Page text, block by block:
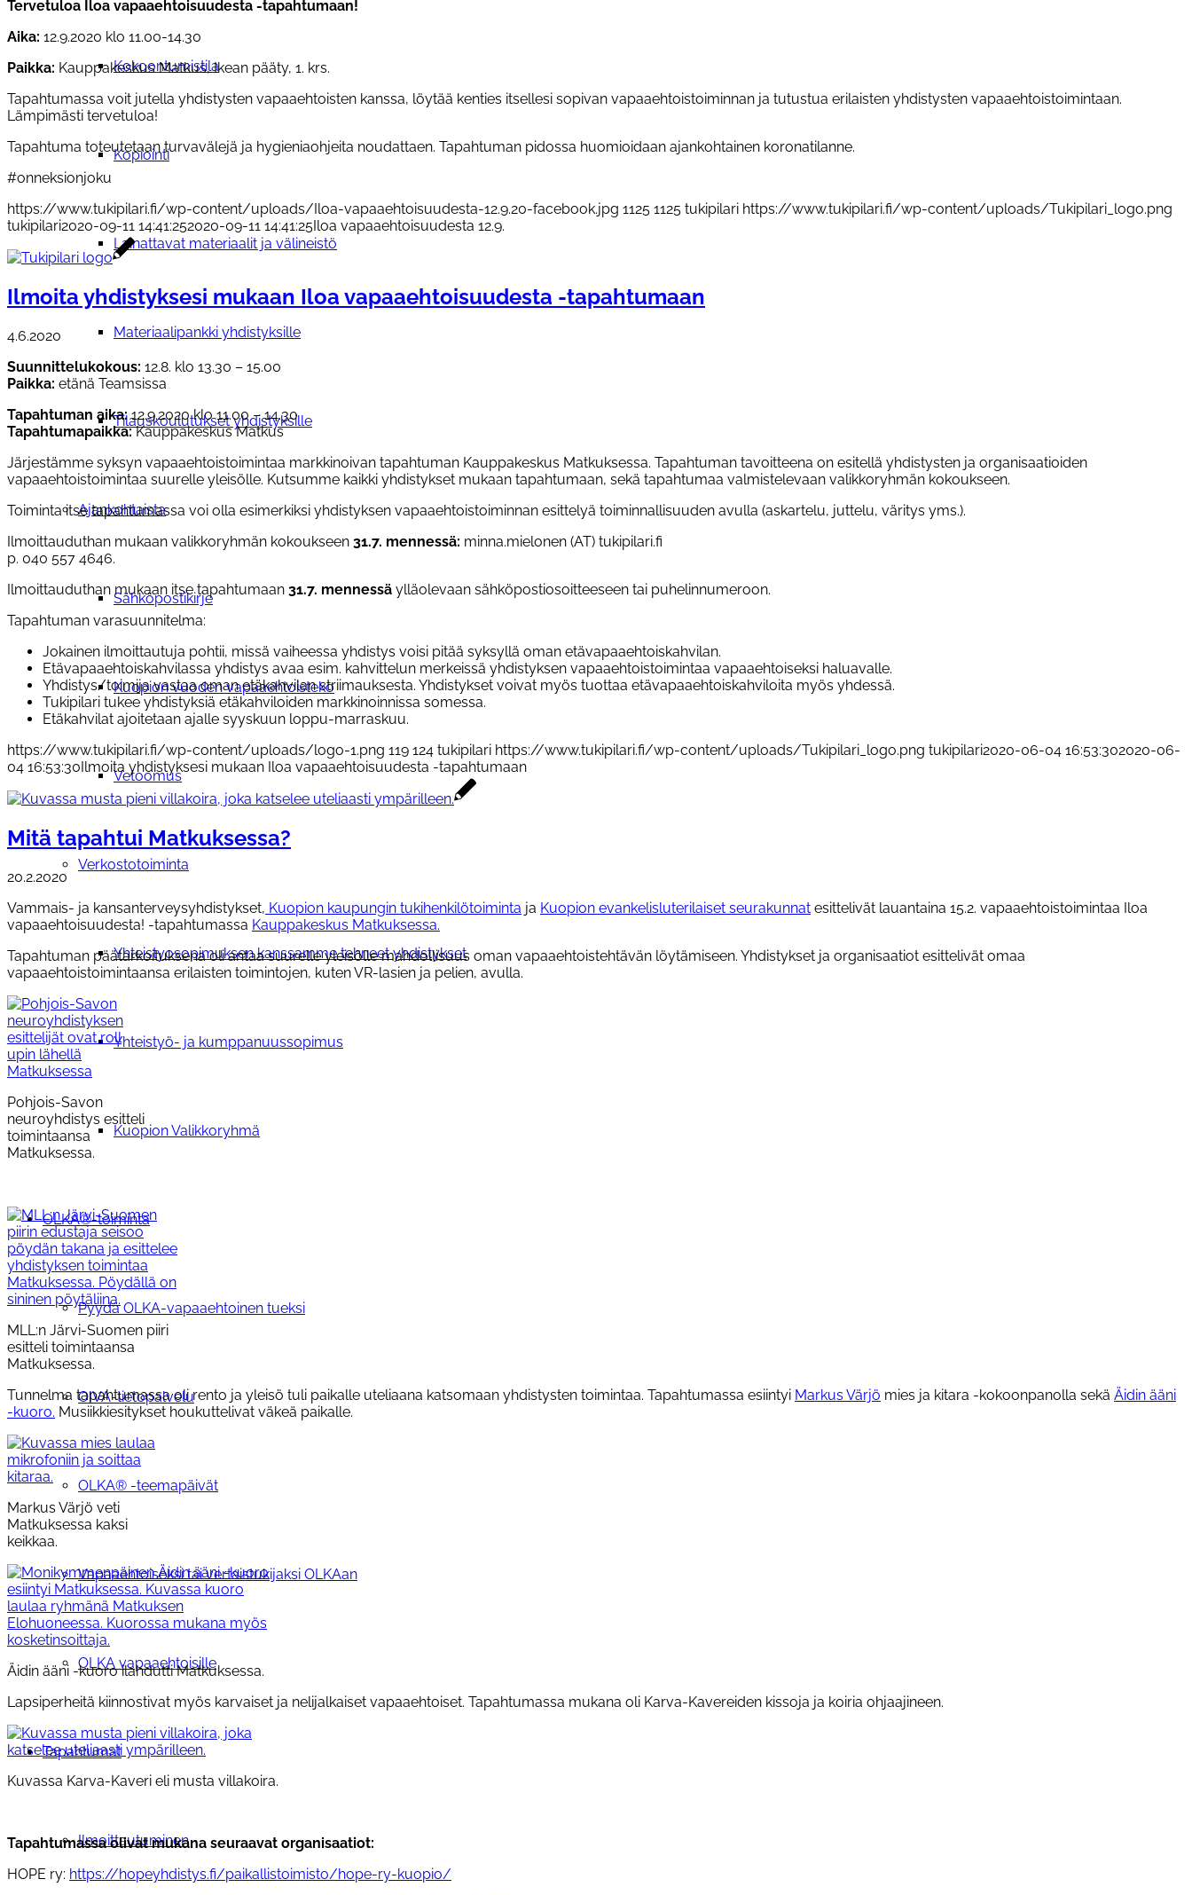
Kokoontumistila
Kopiointi
Lainattavat materiaalit ja välineistö
Materiaalipankki yhdistyksille
Tilauskoulutukset yhdistyksille
Ajankohtaista
Sähköpostikirje
Kuopion vuoden vapaaehtoisteko
Vetoomus
Verkostotoiminta
Yhteistyosopimuksen kanssamme tehneet yhdistykset
Yhteistyö- ja kumppanuussopimus
Kuopion Valikkoryhmä
OLKA®-toiminta
Pyydä OLKA-vapaaehtoinen tueksi
OIVA-tietopalvelu
OLKA® -teemapäivät
Vapaaehtoiseksi tai vertaistukijaksi OLKAan
OLKA vapaaehtoisille
Tapahtumat
Ilmoittautuminen
Tervetuloa Iloa vapaaehtoisuudesta -tapahtumaan!
Aika: 12.9.2020 klo 11.00-14.30
Paikka: Kauppakeskus Matkus, Ikean pääty, 1. krs.
Tapahtumassa voit jutella yhdistysten vapaaehtoisten kanssa, löytää kenties itsellesi sopivan vapaaehtoistoiminnan ja tutustua erilaisten yhdistysten vapaaehtoistoimintaan.
Lämpimästi tervetuloa!
Tapahtuma toteutetaan turvavälejä ja hygieniaohjeita noudattaen. Tapahtuman pidossa huomioidaan ajankohtainen koronatilanne.
#onneksionjoku
https://www.tukipilari.fi/wp-content/uploads/Iloa-vapaaehtoisuudesta-12.9.20-facebook.jpg 1125 1125 tukipilari https://www.tukipilari.fi/wp-content/uploads/Tukipilari_logo.png
tukipilari2020-09-11 14:41:252020-09-11 14:41:25 Iloa vapaaehtoisuudesta 12.9.
Ilmoita yhdistyksesi mukaan Iloa vapaaehtoisuudesta -tapahtumaan
4.6.2020
Suunnittelukokous: 12.8. klo 13.30 – 15.00
Paikka: etänä Teamsissa
Tapahtuman aika:12.9.2020 klo 11.00 – 14.30
Tapahtumapaikka:Kauppakeskus Matkus
Järjestämme syksyn vapaaehtoistoimintaa markkinoivan tapahtuman Kauppakeskus Matkuksessa. Tapahtuman tavoitteena on esitellä yhdistysten ja organisaatioiden
vapaaehtoistoimintaa suurelle yleisölle. Kutsumme kaikki yhdistykset mukaan tapahtumaan, sekä tapahtumaa valmistelevaan valikkoryhmän kokoukseen.
Toiminta itse tapahtumassa voi olla esimerkiksi yhdistyksen vapaaehtoistoiminnan esittelyä toiminnallisuuden avulla (askartelu, juttelu, väritys yms.).
Ilmoittauduthan mukaan valikkoryhmän kokoukseen 31.7. mennessä: minna.mielonen (AT) tukipilari.fi
p. 040 557 4646.
Ilmoittauduthan mukaan itse tapahtumaan 31.7. mennessä ylläolevaan sähköpostiosoitteeseen tai puhelinnumeroon.
Tapahtuman varasuunnitelma:
Jokainen ilmoittautuja pohtii, missä vaiheessa yhdistys voisi pitää syksyllä oman etävapaaehtoiskahvilan.
Etävapaaehtoiskahvilassa yhdistys avaa esim. kahvittelun merkeissä yhdistyksen vapaaehtoistoimintaa vapaaehtoiseksi haluavalle.
Yhdistys/toimija vastaa oman etäkahvilan striimauksesta. Yhdistykset voivat myös tuottaa etävapaaehtoiskahviloita myös yhdessä.
Tukipilari tukee yhdistyksiä etäkahviloiden markkinoinnissa somessa.
Etäkahvilat ajoitetaan ajalle syyskuun loppu-marraskuu.
https://www.tukipilari.fi/wp-content/uploads/logo-1.png 119 124 tukipilari https://www.tukipilari.fi/wp-content/uploads/Tukipilari_logo.png tukipilari2020-06-04 16:53:302020-06-
04 16:53:30Ilmoita yhdistyksesi mukaan Iloa vapaaehtoisuudesta -tapahtumaan
Mitä tapahtui Matkuksessa?
20.2.2020
Vammais- ja kansanterveysyhdistykset, Kuopion kaupungin tukihenkilötoiminta ja Kuopion evankelisluterilaiset seurakunnat esittelivät lauantaina 15.2. vapaaehtoistoimintaa Iloa
vapaaehtoisuudesta! -tapahtumassa Kauppakeskus Matkuksessa.
Tapahtuman päätarkoituksena oli antaa suurelle yleisölle mahdollisuus oman vapaaehtoistehtävän löytämiseen. Yhdistykset ja organisaatiot esittelivät omaa
vapaaehtoistoimintaansa erilaisten toimintojen, kuten VR-lasien ja pelien, avulla.
Pohjois-Savon
neuroyhdistys esitteli
toimintaansa
Matkuksessa.
MLL:n Järvi-Suomen piiri
esitteli toimintaansa
Matkuksessa.
Tunnelma tapahtumassa oli rento ja yleisö tuli paikalle uteliaana katsomaan yhdistysten toimintaa. Tapahtumassa esiintyi Markus Värjö mies ja kitara -kokoonpanolla sekä Äidin ääni
-kuoro. Musiikkiesitykset houkuttelivat väkeä paikalle.
Markus Värjö veti
Matkuksessa kaksi
keikkaa.
Äidin ääni -kuoro ilahdutti Matkuksessa.
Lapsiperheitä kiinnostivat myös karvaiset ja nelijalkaiset vapaaehtoiset. Tapahtumassa mukana oli Karva-Kavereiden kissoja ja koiria ohjaajineen.
Kuvassa Karva-Kaveri eli musta villakoira.
Tapahtumassa olivat mukana seuraavat organisaatiot:
HOPE ry: https://hopeyhdistys.fi/paikallistoimisto/hope-ry-kuopio/